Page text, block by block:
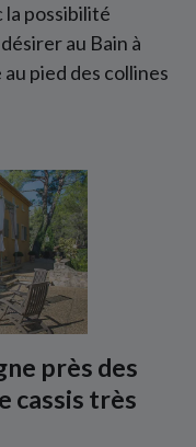
possibilité
au Bain à
pied des collines
près des
cassis très